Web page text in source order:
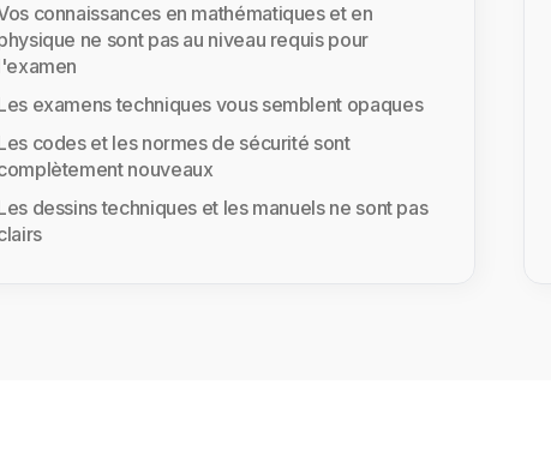
connaissances en mathématiques et en
ne sont pas au niveau requis pour
examens techniques vous semblent opaques
codes et les normes de sécurité sont
nouveaux
dessins techniques et les manuels ne sont pas